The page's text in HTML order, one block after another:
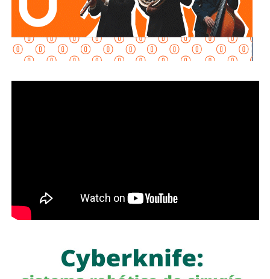
de nuevos desarrollos a la infraestructura hidráulica
metropolitana.
Con estas supervisiones , el organismo fortalece la
las nuevas redes de agua potable y drenajeofrezcan